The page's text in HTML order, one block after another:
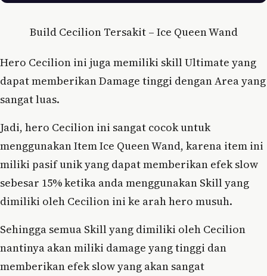
Build Cecilion Tersakit – Ice Queen Wand
Hero Cecilion ini juga memiliki skill Ultimate yang
dapat memberikan Damage tinggi dengan Area yang
sangat luas.
Jadi, hero Cecilion ini sangat cocok untuk
menggunakan Item Ice Queen Wand, karena item ini
miliki pasif unik yang dapat memberikan efek slow
sebesar 15% ketika anda menggunakan Skill yang
dimiliki oleh Cecilion ini ke arah hero musuh.
Sehingga semua Skill yang dimiliki oleh Cecilion
nantinya akan miliki damage yang tinggi dan
memberikan efek slow yang akan sangat